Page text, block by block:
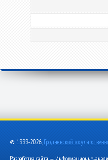
© 1999-2026, Гродненский